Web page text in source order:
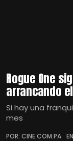
Rogue One
arrancando
Si hay una
mes
POR: CINE.COM.PA